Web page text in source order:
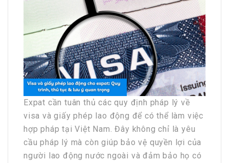
Expat cần tuân thủ các quy định pháp lý về
visa và giấy phép lao động để có thể làm việc
hợp pháp tại Việt Nam. Đây không chỉ là yêu
cầu pháp lý mà còn giúp bảo vệ quyền lợi của
người lao động nước ngoài và đảm bảo họ có